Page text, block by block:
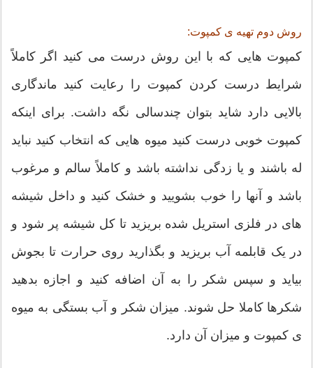
روش دوم تهیه ی کمپوت:
کمپوت هایی که با این روش درست می کنید اگر کاملاً
شرایط درست کردن کمپوت را رعایت کنید ماندگاری
بالایی دارد شاید بتوان چندسالی نگه داشت. برای اینکه
کمپوت خوبی درست کنید میوه هایی که انتخاب کنید نباید
له باشند و یا زدگی نداشته باشد و کاملاً سالم و مرغوب
باشد و آنها را خوب بشویید و خشک کنید و داخل شیشه
های در فلزی استریل شده بریزید تا کل شیشه پر شود و
در یک قابلمه آب بریزید و بگذارید روی حرارت تا بجوش
بیاید و سپس شکر را به آن اضافه کنید و اجازه بدهید
شکرها کاملا حل شوند. میزان شکر و آب بستگی به میوه
ی کمپوت و میزان آن دارد.